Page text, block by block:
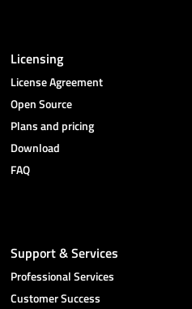
Licensing
License Agreement
Open Source
Plans and pricing
Download
FAQ
Support & Services
Professional Services
Customer Success